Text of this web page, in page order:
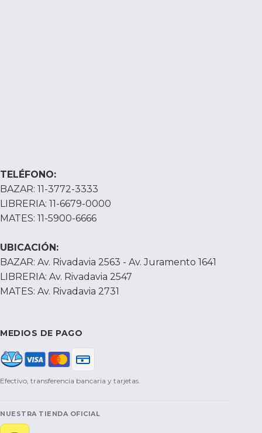
TELÉFONO:
BAZAR: 11-3772-3333
LIBRERIA: 11-6679-0000
MATES: 11-5900-6666
UBICACIÓN:
BAZAR: Av. Rivadavia 2563 - Av. Juramento 1641
LIBRERIA: Av. Rivadavia 2547
MATES: Av. Rivadavia 2731
MEDIOS DE PAGO
Efectivo, transferencia bancaria y tarjetas.
NUESTRA TIENDA OFICIAL